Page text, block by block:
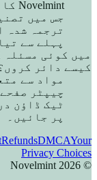
جس میں
پہلے سے
کیسے دائر
مواد سے
پر جائیں۔
RefundsDMCAYour
Privacy Choices
©
2026